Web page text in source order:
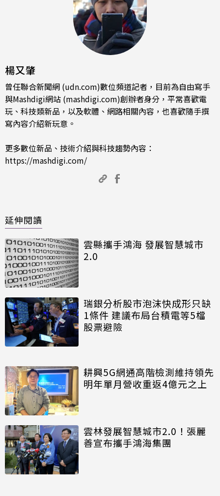
楊又肇
曾任聯合新聞網 (udn.com)數位頻道記者，目前為自由寫手
與Mashdigi網站 (mashdigi.com)創辦者身分，平常喜歡電
玩、科技類新品，以及軟體、網路相關內容，也喜歡隨手撰
寫內容介紹新玩意。
更多數位新品、技術介紹與科技趨勢內容：
https://mashdigi.com/
延伸閱讀
雲縣攜手鴻海 發展智慧城市
2.0
瑞銀分析股市泡沫快成形只缺
1條件 建議布局台積電等5檔
股票避險
耕興5G網通高階檢測維持領先
明年單月營收重返4億元之上
雲林發展智慧城市2.0！張麗
善宣布攜手鴻海集團